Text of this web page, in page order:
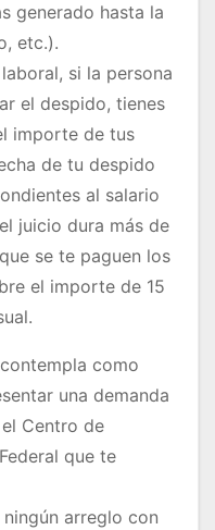
generado hasta la
etc.).
si la persona
el despido, tienes
importe de tus
de tu despido
al salario
juicio dura más de
se te paguen los
el importe de 15
como
una demanda
Centro de
que te
arreglo con